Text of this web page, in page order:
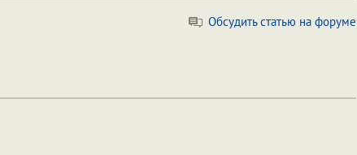
Обсудить статью на форуме